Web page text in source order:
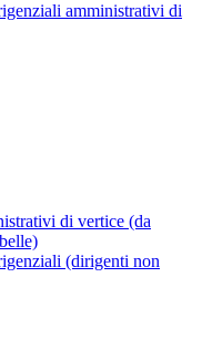
amministrativi di
di vertice (da
(dirigenti non